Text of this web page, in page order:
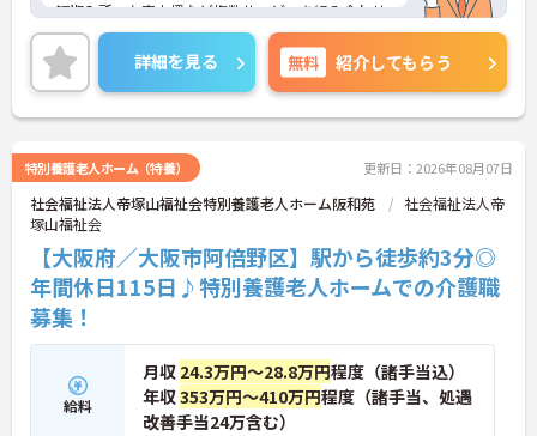
・地域に根ざした支援体制を大切にしている
・在宅生活を支える役割を担えるポジション
→ 安定性とやりがいを両立できます
短期入所、在宅支援など複数サービスを組み合わせ
た体制を敷いており、地域のニーズに応じた支援を
行っています。医療機関や地域包括支援センターと
の連携も日常的で、利用者様の生活を多方面から支
える環境です。多職種が連携しながら相談から支援
まで一体的に対応しており、地域福祉を支えるやり
■ 日勤のみで無理なく働けます♪
生活リズムを整えながら働ける環境です。
・「8:30～17:30の日勤固定」で安定した勤務
・「残業月10時間以内」で無理なく働ける
・プライベート時間も大切にできる環境
→ 長く続けやすい働き方が叶います
■ 相談職＋現場連携でやりがい実感！
幅広い業務に関われるポジションです。
・相談業務を中心に契約や調整業務も対応
詳細を見る 無料 紹介してもらう
特別養護老人ホーム（特養） 更新日：2026年08月07日
社会福祉法人帝塚山福祉会特別養護老人ホーム阪和苑
社会福祉法人帝
塚山福祉会
【大阪府／大阪市阿倍野区】駅から徒歩約3分◎
年間休日115日♪特別養護老人ホームでの介護職
募集！
給料
月収 24.3万円～28.8万円程度（諸手当込）
年収353万円～410万円程度（諸手当、処遇
改善手当24万含む）